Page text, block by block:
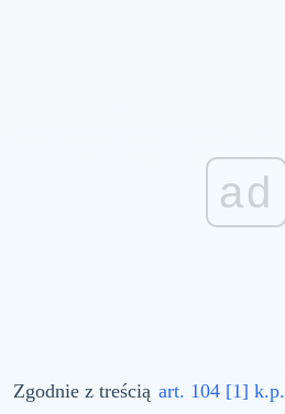
ad
Zgodnie z treścią art. 104 [1] k.p.